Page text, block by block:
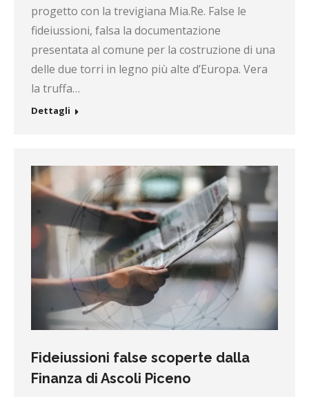
progetto con la trevigiana Mia.Re. False le
fideiussioni, falsa la documentazione
presentata al comune per la costruzione di una
delle due torri in legno più alte d’Europa. Vera
la truffa…
Dettagli
Fideiussioni false scoperte dalla
Finanza di Ascoli Piceno